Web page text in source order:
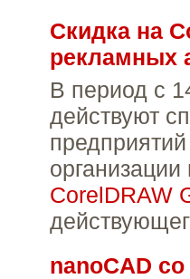
Скидка на
рекламных
В период с
действуют
CorelDRAW
nanoCAD